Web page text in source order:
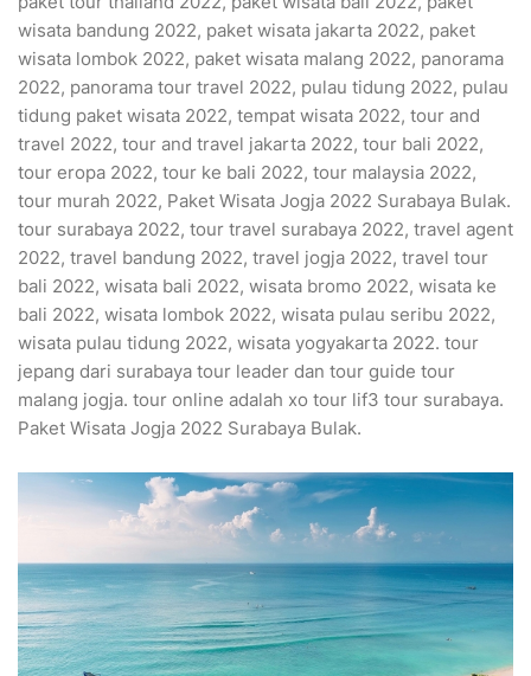
wisata bandung 2022, paket wisata jakarta 2022, paket
wisata lombok 2022, paket wisata malang 2022, panorama
2022, panorama tour travel 2022, pulau tidung 2022, pulau
tidung paket wisata 2022, tempat wisata 2022, tour and
travel 2022, tour and travel jakarta 2022, tour bali 2022,
tour eropa 2022, tour ke bali 2022, tour malaysia 2022,
tour murah 2022, Paket Wisata Jogja 2022 Surabaya Bulak.
tour surabaya 2022, tour travel surabaya 2022, travel agent
2022, travel bandung 2022, travel jogja 2022, travel tour
bali 2022, wisata bali 2022, wisata bromo 2022, wisata ke
bali 2022, wisata lombok 2022, wisata pulau seribu 2022,
wisata pulau tidung 2022, wisata yogyakarta 2022. tour
jepang dari surabaya tour leader dan tour guide tour
malang jogja. tour online adalah xo tour lif3 tour surabaya.
Paket Wisata Jogja 2022 Surabaya Bulak.